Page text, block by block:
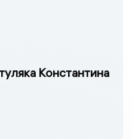
Константина